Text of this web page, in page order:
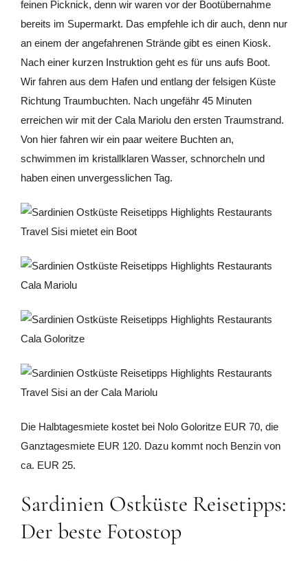
feinen Picknick, denn wir waren vor der Bootübernahme
bereits im Supermarkt. Das empfehle ich dir auch, denn nur
an einem der angefahrenen Strände gibt es einen Kiosk.
Nach einer kurzen Instruktion geht es für uns aufs Boot.
Wir fahren aus dem Hafen und entlang der felsigen Küste
Richtung Traumbuchten. Nach ungefähr 45 Minuten
erreichen wir mit der Cala Mariolu den ersten Traumstrand.
Von hier fahren wir ein paar weitere Buchten an,
schwimmen im kristallklaren Wasser, schnorcheln und
haben einen unvergesslichen Tag.
Die Halbtagesmiete kostet bei Nolo Goloritze EUR 70, die
Ganztagesmiete EUR 120. Dazu kommt noch Benzin von
ca. EUR 25.
Sardinien Ostküste Reisetipps:
Der beste Fotostop